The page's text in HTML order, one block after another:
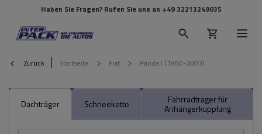
Haben Sie Fragen? Rufen Sie uns an +49 32213249035
Zurück Startseite Fiat Panda I (1980-2003)
Dachträger Schneekette Fahrradträger für
Anhängerkupplung